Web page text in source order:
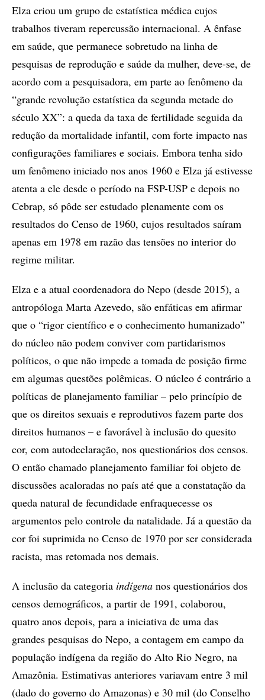
Elza criou um grupo de estatística médica cujos
trabalhos tiveram repercussão internacional. A ênfase
em saúde, que permanece sobretudo na linha de
pesquisas de reprodução e saúde da mulher, deve-se, de
acordo com a pesquisadora, em parte ao fenômeno da
“grande revolução estatística da segunda metade do
século XX”: a queda da taxa de fertilidade seguida da
redução da mortalidade infantil, com forte impacto nas
configurações familiares e sociais. Embora tenha sido
um fenômeno iniciado nos anos 1960 e Elza já estivesse
atenta a ele desde o período na FSP-USP e depois no
Cebrap, só pôde ser estudado plenamente com os
resultados do Censo de 1960, cujos resultados saíram
apenas em 1978 em razão das tensões no interior do
regime militar.
Elza e a atual coordenadora do Nepo (desde 2015), a
antropóloga Marta Azevedo, são enfáticas em afirmar
que o “rigor científico e o conhecimento humanizado”
do núcleo não podem conviver com partidarismos
políticos, o que não impede a tomada de posição firme
em algumas questões polêmicas. O núcleo é contrário a
políticas de planejamento familiar – pelo princípio de
que os direitos sexuais e reprodutivos fazem parte dos
direitos humanos – e favorável à inclusão do quesito
cor, com autodeclaração, nos questionários dos censos.
O então chamado planejamento familiar foi objeto de
discussões acaloradas no país até que a constatação da
queda natural de fecundidade enfraquecesse os
argumentos pelo controle da natalidade. Já a questão da
cor foi suprimida no Censo de 1970 por ser considerada
racista, mas retomada nos demais.
A inclusão da categoria indígena nos questionários dos
censos demográficos, a partir de 1991, colaborou,
quatro anos depois, para a iniciativa de uma das
grandes pesquisas do Nepo, a contagem em campo da
população indígena da região do Alto Rio Negro, na
Amazônia. Estimativas anteriores variavam entre 3 mil
(dado do governo do Amazonas) e 30 mil (do Conselho